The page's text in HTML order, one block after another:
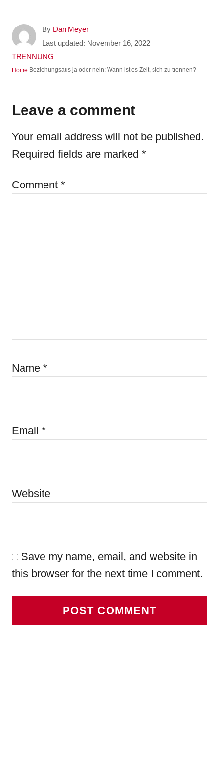
By A
u
o
Dan Meyer
P
o
o
Last updated: November 16, 2022
C
a
o
i
s
TRENNUNG
Home Beziehungsaus ja oder nein: Wann ist es Zeit, sich zu trennen?
Leave a comment
Your email address will not be published.
Required fields are marked *
Comment *
Name *
Email *
Website
Save my name, email, and website in
this browser for the next time I comment.